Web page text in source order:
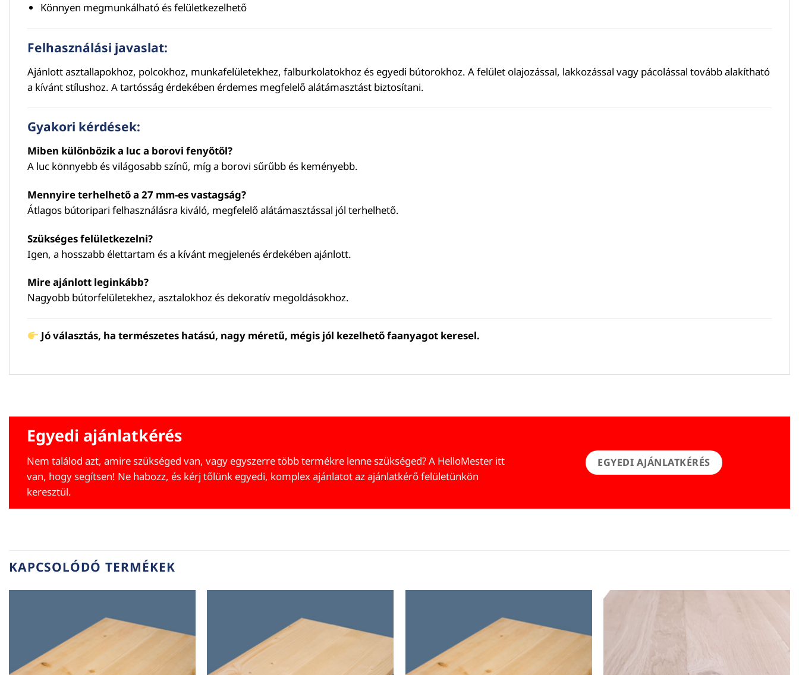
Könnyen megmunkálható és felületkezelhető
Felhasználási javaslat:
Ajánlott asztallapokhoz, polcokhoz, munkafelületekhez, falburkolatokhoz és egyedi bútorokhoz. A felület olajozással, lakkozással vagy pácolással tovább alakítható
a kívánt stílushoz. A tartósság érdekében érdemes megfelelő alátámasztást biztosítani.
Gyakori kérdések:
Miben különbözik a luc a borovi fenyőtől?
A luc könnyebb és világosabb színű, míg a borovi sűrűbb és keményebb.
Mennyire terhelhető a 27 mm-es vastagság?
Átlagos bútoripari felhasználásra kiváló, megfelelő alátámasztással jól terhelhető.
Szükséges felületkezelni?
Igen, a hosszabb élettartam és a kívánt megjelenés érdekében ajánlott.
Mire ajánlott leginkább?
Nagyobb bútorfelületekhez, asztalokhoz és dekoratív megoldásokhoz.
Jó választás, ha természetes hatású, nagy méretű, mégis jól kezelhető faanyagot keresel.
Egyedi ajánlatkérés
Nem találod azt, amire szükséged van, vagy egyszerre több termékre lenne szükséged? A HelloMester itt
van, hogy segítsen! Ne habozz, és kérj tőlünk egyedi, komplex ajánlatot az ajánlatkérő felületünkön
keresztül.
EGYEDI AJÁNLATKÉRÉS
KAPCSOLÓDÓ TERMÉKEK